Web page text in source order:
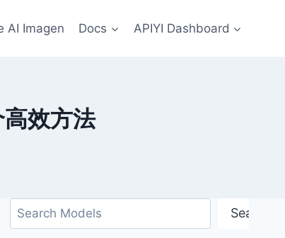
AI Imagen Docs APIYI Dashboard
效方法
搜
索
Search